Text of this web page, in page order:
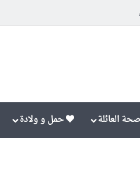
صحة العائلة حمل و ولادة